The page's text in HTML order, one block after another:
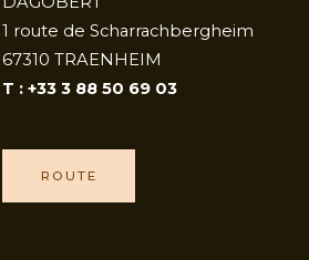
1 route de Scharrachbergheim
67310 TRAENHEIM
T : +33 3 88 50 69 03
ROUTE